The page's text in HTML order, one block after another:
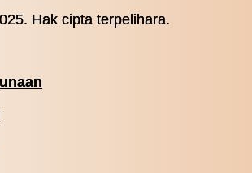
Hak cipta terpelihara.